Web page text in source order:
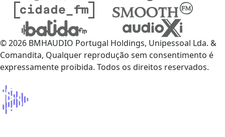
© 2026 BMHAUDIO Portugal Holdings, Unipessoal Lda. &
Comandita, Qualquer reprodução sem consentimento é
expressamente proibida. Todos os direitos reservados.